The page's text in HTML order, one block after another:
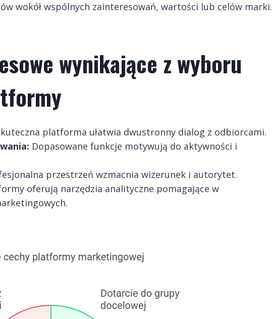
wokół wspólnych zainteresowań, wartości lub celów marki.
wynikające z wyboru
platforma ułatwia dwustronny dialog z odbiorcami.
Dopasowane funkcje motywują do aktywności i
przestrzeń wzmacnia wizerunek i autorytet.
oferują narzędzia analityczne pomagające w